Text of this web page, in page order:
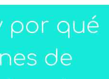
por qué
de